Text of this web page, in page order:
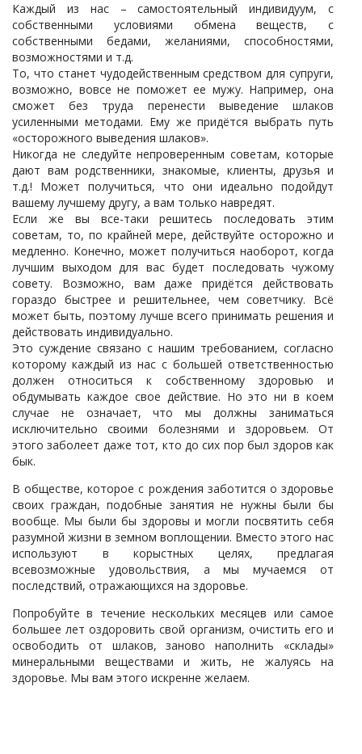
Каждый из нас – самостоятельный индивидуум, с
собственными условиями обмена веществ, с
собственными бедами, желаниями, способностями,
возможностями и т.д.
То, что станет чудодейственным средством для супруги,
возможно, вовсе не поможет ее мужу. Например, она
сможет без труда перенести выведение шлаков
усиленными методами. Ему же придётся выбрать путь
«осторожного выведения шлаков».
Никогда не следуйте непроверенным советам, которые
дают вам родственники, знакомые, клиенты, друзья и
т.д.! Может получиться, что они идеально подойдут
вашему лучшему другу, а вам только навредят.
Если же вы все-таки решитесь последовать этим
советам, то, по крайней мере, действуйте осторожно и
медленно. Конечно, может получиться наоборот, когда
лучшим выходом для вас будет последовать чужому
совету. Возможно, вам даже придётся действовать
гораздо быстрее и решительнее, чем советчику. Всё
может быть, поэтому лучше всего принимать решения и
действовать индивидуально.
Это суждение связано с нашим требованием, согласно
которому каждый из нас с большей ответственностью
должен относиться к собственному здоровью и
обдумывать каждое свое действие. Но это ни в коем
случае не означает, что мы должны заниматься
исключительно своими болезнями и здоровьем. От
этого заболеет даже тот, кто до сих пор был здоров как
бык.
В обществе, которое с рождения заботится о здоровье
своих граждан, подобные занятия не нужны были бы
вообще. Мы были бы здоровы и могли посвятить себя
разумной жизни в земном воплощении. Вместо этого нас
используют в корыстных целях, предлагая
всевозможные удовольствия, а мы мучаемся от
последствий, отражающихся на здоровье.
Попробуйте в течение нескольких месяцев или самое
большее лет оздоровить свой организм, очистить его и
освободить от шлаков, заново наполнить «склады»
минеральными веществами и жить, не жалуясь на
здоровье. Мы вам этого искренне желаем.